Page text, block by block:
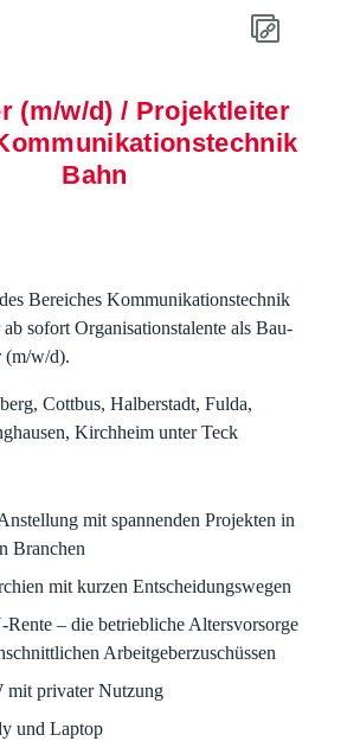
(m/w/d) / Projektleiter
Bahn
BereichesKommunikationstechnik
ab sofortOrganisationstalente alsBau-
(m/w/d).
Cottbus, Halberstadt, Fulda,
Kirchheim unter Teck
mit spannenden Projekten in
Branchen
mit kurzen Entscheidungswegen
– die betriebliche Altersvorsorge
Arbeitgeberzuschüssen
mit privater Nutzung
und Laptop